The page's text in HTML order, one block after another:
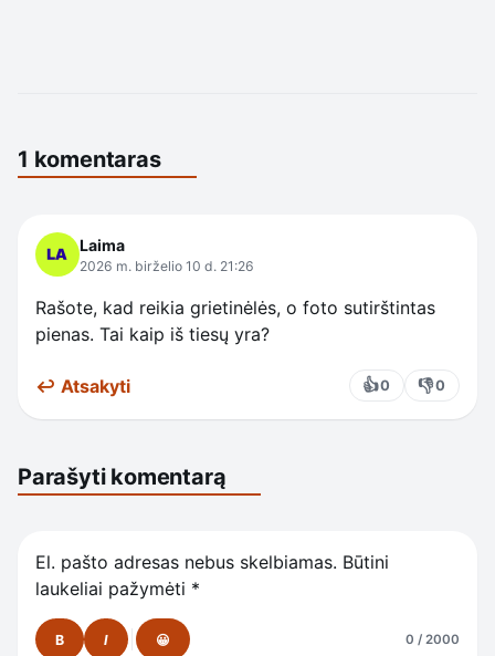
1 komentaras
Laima
2026 m. birželio 10 d. 21:26
Rašote, kad reikia grietinėlės, o foto sutirštintas
pienas. Tai kaip iš tiesų yra?
↩ Atsakyti 👍0 👎0
Parašyti komentarą
El. pašto adresas nebus skelbiamas. Būtini
laukeliai pažymėti *
B I 😀 0 / 2000